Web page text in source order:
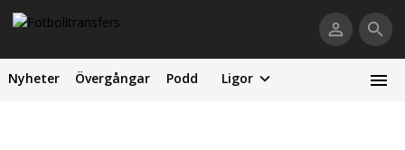
Nyheter Övergångar Podd Ligor